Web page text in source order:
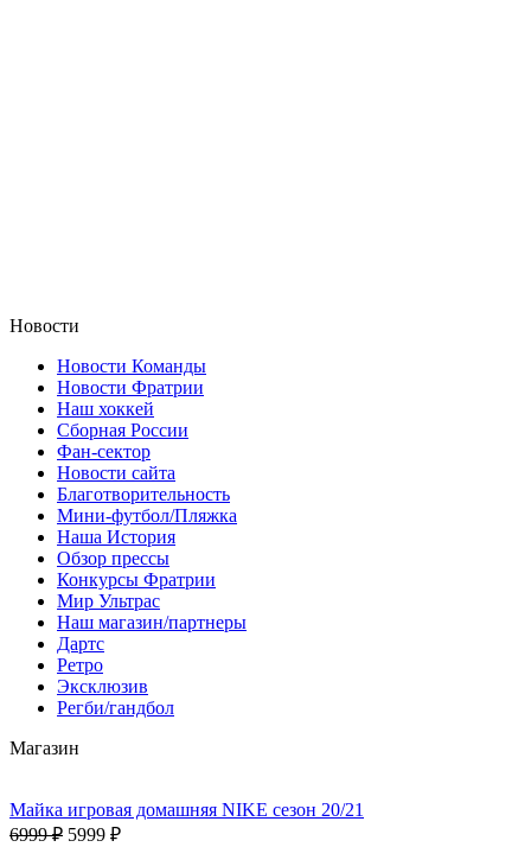
Новости
Новости Команды
Новости Фратрии
Наш хоккей
Сборная России
Фан-cектор
Новости сайта
Благотворительность
Мини-футбол/Пляжка
Наша История
Обзор прессы
Конкурсы Фратрии
Мир Ультрас
Наш магазин/партнеры
Дартс
Ретро
Эксклюзив
Регби/гандбол
Магазин
Майка игровая домашняя NIKE сезон 20/21
6999 ₽ 5999 ₽